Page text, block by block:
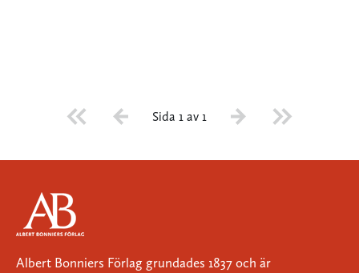
Sida 1 av 1
Albert Bonniers Förlag grundades 1837 och är